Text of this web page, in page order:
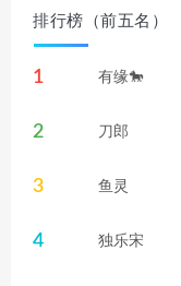
排行榜（前五名）
1 有缘🐎
2 刀郎
3 鱼灵
4 独乐宋